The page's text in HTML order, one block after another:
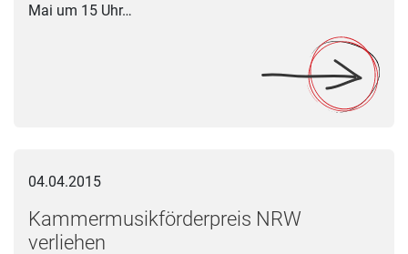
Mai um 15 Uhr…
04.04.2015
Kammermusikförderpreis NRW
verliehen